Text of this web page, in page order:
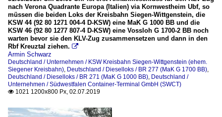
nach Verona Quadrante Europa (Italien) via Kornwestheim Ubf, so
müssen die beiden Loks der Kreisbahn Siegen-Wittgenstein, die
KSW 44 (92 80 1271 004-4 D-KSW) eine MaK G 1000 BB und die
KSW 46 (92 80 1277 807-4 D-KSW) eine Vossloh G 1700-2 BB noch
warten bevor sie den KLV-Zug zusammensetzen und dann in den
Rbf Kreuztal ziehen. 
Armin Schwarz
Deutschland / Unternehmen / KSW Kreisbahn Siegen-Wittgenstein (ehem.
Siegener Kreisbahn), Deutschland / Dieselloks / BR 277 (MaK G 1700 BB),
Deutschland / Dieselloks / BR 271 (MaK G 1000 BB), Deutschland /
Unternehmen / Südwestfalen Container-Terminal GmbH (SWCT)
 1021 1200x800 Px, 02.07.2019